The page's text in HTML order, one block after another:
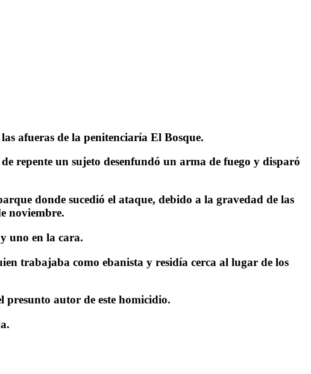
afueras de la penitenciaría El Bosque.
repente un sujeto desenfundó un arma de fuego y disparó
donde sucedió el ataque, debido a la gravedad de las
noviembre.
uno en la cara.
trabajaba como ebanista y residía cerca al lugar de los
presunto autor de este homicidio.